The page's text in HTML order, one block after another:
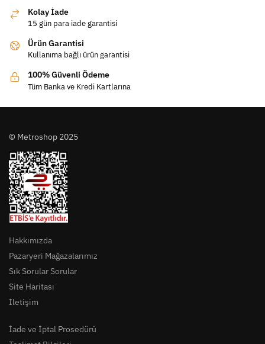
Kolay İade
15 gün para iade garantisi
Ürün Garantisi
Kullanıma bağlı ürün garantisi
100% Güvenli Ödeme
Tüm Banka ve Kredi Kartlarına
© Metroshop 2025
Hakkımızda
Pazaryeri Mağazalarımız
Sık Sorular Sorular
Site Haritası
İletişim
İade ve İptal Prosedürü